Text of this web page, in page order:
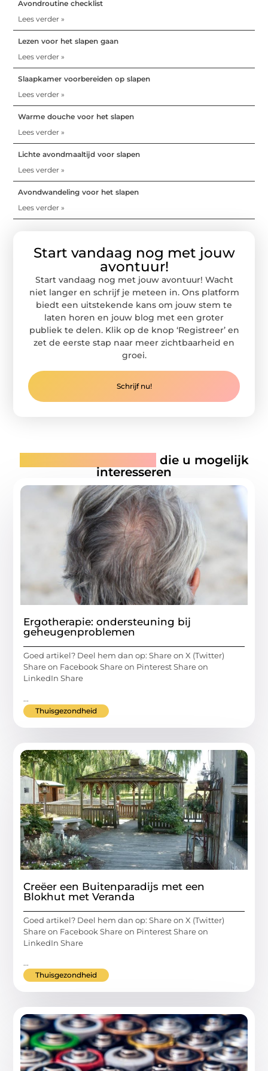
Avondroutine checklist
Lees verder »
Lezen voor het slapen gaan
Lees verder »
Slaapkamer voorbereiden op slapen
Lees verder »
Warme douche voor het slapen
Lees verder »
Lichte avondmaaltijd voor slapen
Lees verder »
Avondwandeling voor het slapen
Lees verder »
Start vandaag nog met jouw
avontuur!
Start vandaag nog met jouw avontuur! Wacht
niet langer en schrijf je meteen in. Ons platform
biedt een uitstekende kans om jouw stem te
laten horen en jouw blog met een groter
publiek te delen. Klik op de knop ‘Registreer’ en
zet de eerste stap naar meer zichtbaarheid en
groei.
Schrijf nu!
die u mogelijk
interesseren
Ergotherapie: ondersteuning bij
geheugenproblemen
Goed artikel? Deel hem dan op: Share on X (Twitter)
Share on Facebook Share on Pinterest Share on
LinkedIn Share
...
Thuisgezondheid
Creëer een Buitenparadijs met een
Blokhut met Veranda
Goed artikel? Deel hem dan op: Share on X (Twitter)
Share on Facebook Share on Pinterest Share on
LinkedIn Share
...
Thuisgezondheid